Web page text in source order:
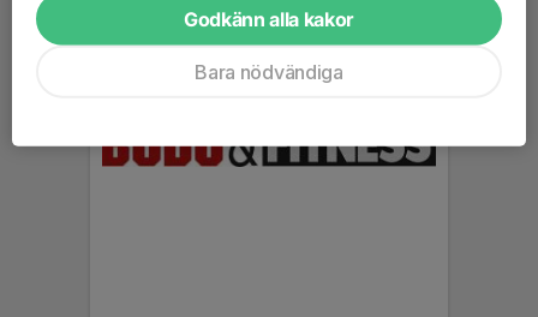
Godkänn alla kakor
Bara nödvändiga